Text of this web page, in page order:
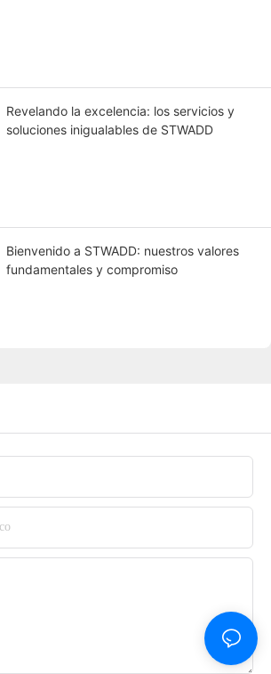
Revelando la excelencia: los servicios y
soluciones inigualables de STWADD
Bienvenido a STWADD: nuestros valores
fundamentales y compromiso